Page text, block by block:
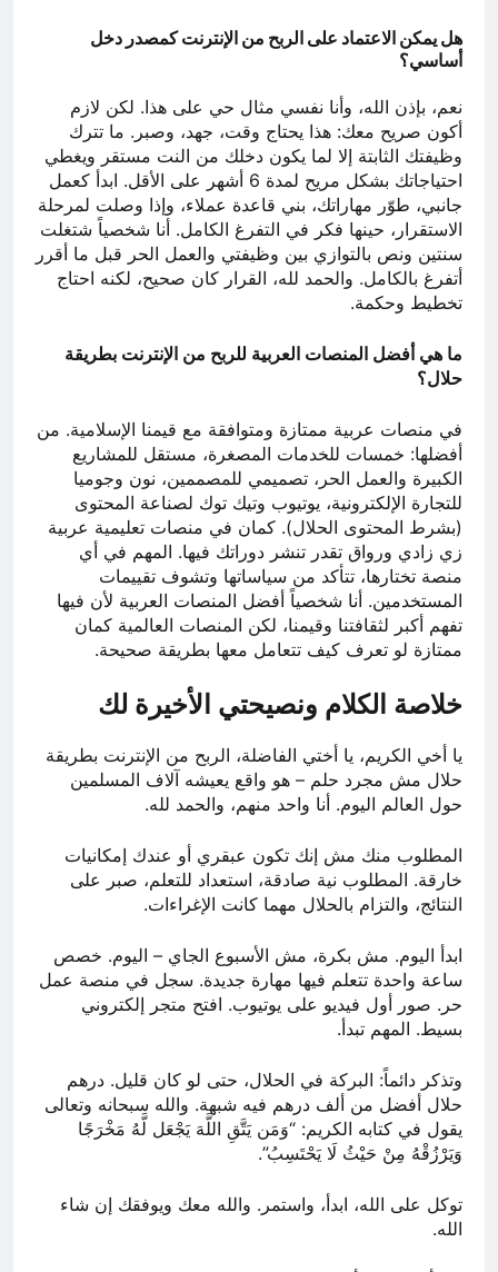
هل يمكن الاعتماد على الربح من الإنترنت كمصدر دخل
أساسي؟
نعم، بإذن الله، وأنا نفسي مثال حي على هذا. لكن لازم
أكون صريح معك: هذا يحتاج وقت، جهد، وصبر. ما تترك
وظيفتك الثابتة إلا لما يكون دخلك من النت مستقر ويغطي
احتياجاتك بشكل مريح لمدة 6 أشهر على الأقل. ابدأ كعمل
جانبي، طوّر مهاراتك، بني قاعدة عملاء، وإذا وصلت لمرحلة
الاستقرار، حينها فكر في التفرغ الكامل. أنا شخصياً شتغلت
سنتين ونص بالتوازي بين وظيفتي والعمل الحر قبل ما أقرر
أتفرغ بالكامل. والحمد لله، القرار كان صحيح، لكنه احتاج
تخطيط وحكمة.
ما هي أفضل المنصات العربية للربح من الإنترنت بطريقة
حلال؟
في منصات عربية ممتازة ومتوافقة مع قيمنا الإسلامية. من
أفضلها: خمسات للخدمات المصغرة، مستقل للمشاريع
الكبيرة والعمل الحر، تصميمي للمصممين، نون وجوميا
للتجارة الإلكترونية، يوتيوب وتيك توك لصناعة المحتوى
(بشرط المحتوى الحلال). كمان في منصات تعليمية عربية
زي زادي ورواق تقدر تنشر دوراتك فيها. المهم في أي
منصة تختارها، تتأكد من سياساتها وتشوف تقييمات
المستخدمين. أنا شخصياً أفضل المنصات العربية لأن فيها
تفهم أكبر لثقافتنا وقيمنا، لكن المنصات العالمية كمان
ممتازة لو تعرف كيف تتعامل معها بطريقة صحيحة.
خلاصة الكلام ونصيحتي الأخيرة لك
يا أخي الكريم، يا أختي الفاضلة، الربح من الإنترنت بطريقة
حلال مش مجرد حلم – هو واقع يعيشه آلاف المسلمين
حول العالم اليوم. أنا واحد منهم، والحمد لله.
المطلوب منك مش إنك تكون عبقري أو عندك إمكانيات
خارقة. المطلوب نية صادقة، استعداد للتعلم، صبر على
النتائج، والتزام بالحلال مهما كانت الإغراءات.
ابدأ اليوم. مش بكرة، مش الأسبوع الجاي – اليوم. خصص
ساعة واحدة تتعلم فيها مهارة جديدة. سجل في منصة عمل
حر. صور أول فيديو على يوتيوب. افتح متجر إلكتروني
بسيط. المهم تبدأ.
وتذكر دائماً: البركة في الحلال، حتى لو كان قليل. درهم
حلال أفضل من ألف درهم فيه شبهة. والله سبحانه وتعالى
يقول في كتابه الكريم: “وَمَن يَتَّقِ اللَّهَ يَجْعَل لَّهُ مَخْرَجًا
وَيَرْزُقْهُ مِنْ حَيْثُ لَا يَحْتَسِبُ”.
توكل على الله، ابدأ، واستمر. والله معك ويوفقك إن شاء
الله.